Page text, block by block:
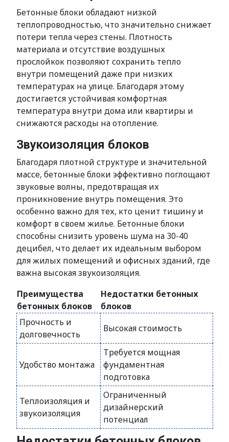
Бетонные блоки обладают низкой
теплопроводностью, что значительно снижает
потери тепла через стены. Плотность
материала и отсутствие воздушных
прослойкок позволяют сохранить тепло
внутри помещений даже при низких
температурах на улице. Благодаря этому
достигается устойчивая комфортная
температура внутри дома или квартиры и
снижаются расходы на отопление.
Звукоизоляция блоков
Благодаря плотной структуре и значительной
массе, бетонные блоки эффективно поглощают
звуковые волны, предотвращая их
проникновение внутрь помещения. Это
особенно важно для тех, кто ценит тишину и
комфорт в своем жилье. Бетонные блоки
способны снизить уровень шума на 30-40
децибел, что делает их идеальным выбором
для жилых помещений и офисных зданий, где
важна высокая звукоизоляция.
Преимущества
бетонных блоков
Недостатки бетонных
блоков
Прочность и
долговечность
Высокая стоимость
Удобство монтажа
Требуется мощная
фундаментная
подготовка
Теплоизоляция и
звукоизоляция
Ограниченный
дизайнерский
потенциал